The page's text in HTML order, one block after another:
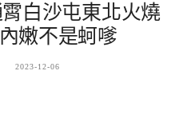
白沙屯東北火燒
嫩不是蚵嗲
2023-12-06